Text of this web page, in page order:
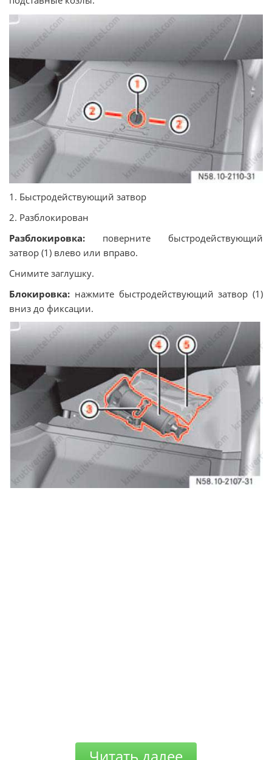
1. Быстродействующий затвор
2. Разблокирован
Разблокировка: поверните быстродействующий
затвор (1) влево или вправо.
Снимите заглушку.
Блокировка: нажмите быстродействующий затвор (1)
вниз до фиксации.